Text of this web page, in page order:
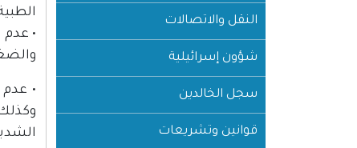
النقل والاتصالات
شؤون إسرائيلية
سجل الخالدين
قوانين وتشريعات
•
• عدم